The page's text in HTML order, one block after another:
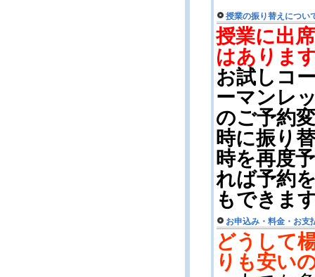
授業の振り替えについ
授業に出
はありま
お試しコ
ーマンレ
のご予約
時に振り
時を再度
れば予約
もできま
お申込み・料金・お支
どうして
りも安い